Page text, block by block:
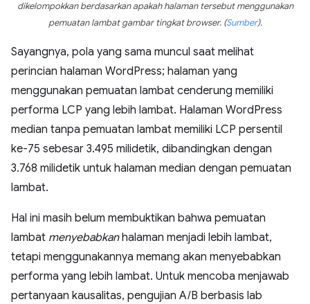
dikelompokkan berdasarkan apakah halaman tersebut menggunakan
pemuatan lambat gambar tingkat browser. (Sumber).
Sayangnya, pola yang sama muncul saat melihat
perincian halaman WordPress; halaman yang
menggunakan pemuatan lambat cenderung memiliki
performa LCP yang lebih lambat. Halaman WordPress
median tanpa pemuatan lambat memiliki LCP persentil
ke-75 sebesar 3.495 milidetik, dibandingkan dengan
3.768 milidetik untuk halaman median dengan pemuatan
lambat.
Hal ini masih belum membuktikan bahwa pemuatan
lambat menyebabkanhalaman menjadi lebih lambat,
tetapi menggunakannya memang akan menyebabkan
performa yang lebih lambat. Untuk mencoba menjawab
pertanyaan kausalitas, pengujian A/B berbasis lab